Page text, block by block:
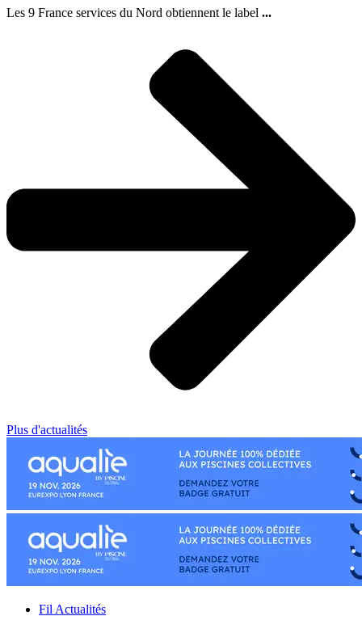
Les 9 France services du Nord obtiennent le label ...
Plus d'actualités
Fil Actualités